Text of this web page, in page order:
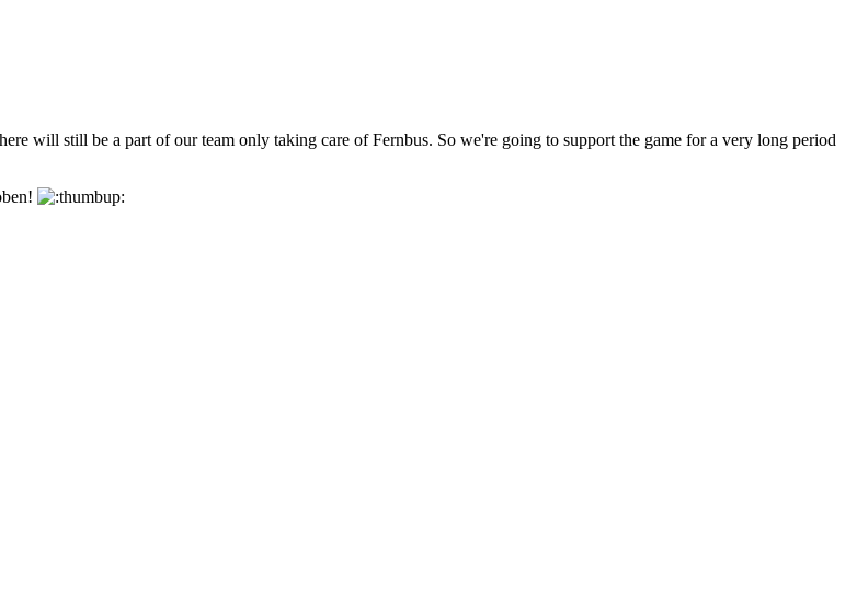
will still be a part of our team only taking care of Fernbus. So we're going to support the game for a very long period